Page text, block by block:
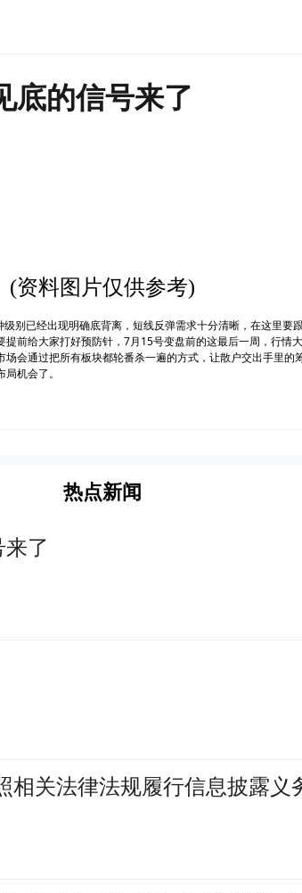
底的信号来了
(资料图片仅供参考)
别已经出现明确底背离，短线反弹需求十分清晰，在这里要
前给大家打好预防针，7月15号变盘前的这最后一周，行情
会通过把所有板块都轮番杀一遍的方式，让散户交出手里
机会了。
热点新闻
了
相关法律法规履行信息披露义